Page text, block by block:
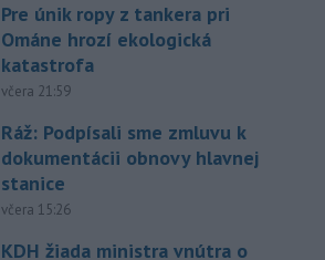
Pre únik ropy z tankera pri
Ománe hrozí ekologická
katastrofa
včera 21:59
Ráž: Podpísali sme zmluvu k
dokumentácii obnovy hlavnej
stanice
včera 15:26
KDH žiada ministra vnútra o